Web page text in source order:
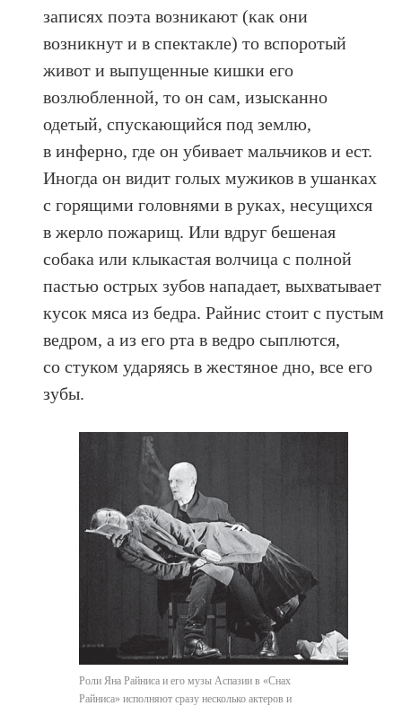
записях поэта возникают (как они
возникнут и в спектакле) то вспоротый
живот и выпущенные кишки его
возлюбленной, то он сам, изысканно
одетый, спускающийся под землю,
в инферно, где он убивает мальчиков и ест.
Иногда он видит голых мужиков в ушанках
с горящими головнями в руках, несущихся
в жерло пожарищ. Или вдруг бешеная
собака или клыкастая волчица с полной
пастью острых зубов нападает, выхватывает
кусок мяса из бедра. Райнис стоит с пустым
ведром, а из его рта в ведро сыплются,
со стуком ударяясь в жестяное дно, все его
зубы.
Роли Яна Райниса и его музы Аспазии в «Снах
Райниса» исполняют сразу несколько актеров и